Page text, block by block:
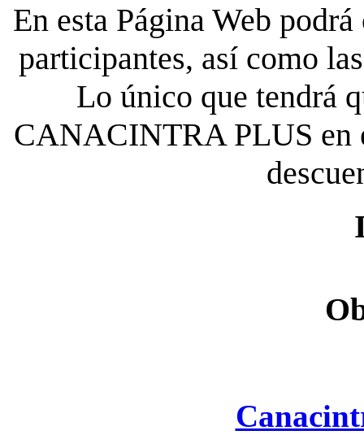
En esta Página Web
participantes, así como
Lo único que tendrá
CANACINTRA PLUS en